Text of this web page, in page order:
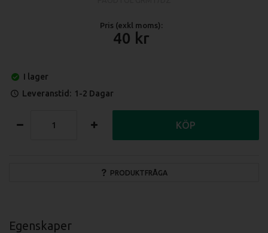
Pris (exkl moms):
40
I lager
Leveranstid: 1-2 Dagar
PRODUKTFRÅGA
KÖP
Egenskaper